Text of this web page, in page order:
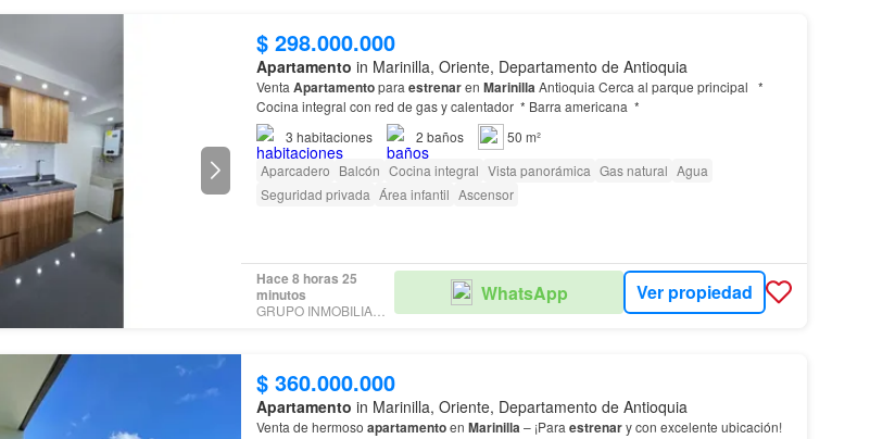
$ 298.000.000
Apartamento in Marinilla, Oriente, Departamento de Antioquia
Venta Apartamentopara estrenaren MarinillaAntioquia Cerca al parque principal *
Cocina integral con red de gas y calentador * Barra americana *
3 habitaciones 2 baños
50 m²
Aparcadero Balcón Cocina integral Vista panorámica Gas natural Agua
Seguridad privada Área infantil Ascensor
Hace 8 horas 25
minutos
GRUPO INMOBILIARIO SALEM
WhatsApp Ver propiedad
$ 360.000.000
Apartamento in Marinilla, Oriente, Departamento de Antioquia
Venta de hermoso apartamentoen Marinilla– ¡Para estrenary con excelente ubicación!